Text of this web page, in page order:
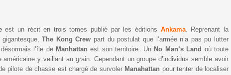
est un récit en trois tomes publié par les éditions Ankama. Reprenant la
gigantesque,The Kong Crew part du postulat que l’armée n’a pas pu lutter
l’île de Manhattan est son territoire. Un No Man’s Land où toute
américaine y veillant au grain. Cependant un groupe d’individus semble avoir
pilote de chasse est chargé de survoler Manahattan pour tenter de localiser